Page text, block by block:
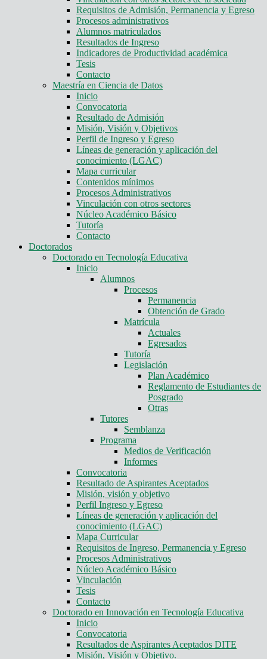
Requisitos de Admisión, Permanencia y Egreso
Procesos administrativos
Alumnos matriculados
Resultados de Ingreso
Indicadores de Productividad académica
Tesis
Contacto
Maestría en Ciencia de Datos
Inicio
Convocatoria
Resultado de Admisión
Misión, Visión y Objetivos
Perfil de Ingreso y Egreso
Líneas de generación y aplicación del
conocimiento (LGAC)
Mapa curricular
Contenidos mínimos
Procesos Administrativos
Vinculación con otros sectores
Núcleo Académico Básico
Tutoría
Contacto
Doctorados
Doctorado en Tecnología Educativa
Inicio
Alumnos
Procesos
Permanencia
Obtención de Grado
Matrícula
Actuales
Egresados
Tutoría
Legislación
Plan Académico
Reglamento de Estudiantes de
Posgrado
Otras
Tutores
Semblanza
Programa
Medios de Verificación
Informes
Convocatoria
Resultado de Aspirantes Aceptados
Misión, visión y objetivo
Perfil Ingreso y Egreso
Líneas de generación y aplicación del
conocimiento (LGAC)
Mapa Curricular
Requisitos de Ingreso, Permanencia y Egreso
Procesos Administrativos
Núcleo Académico Básico
Vinculación
Tesis
Contacto
Doctorado en Innovación en Tecnología Educativa
Inicio
Convocatoria
Resultados de Aspirantes Aceptados DITE
Misión, Visión y Objetivo.